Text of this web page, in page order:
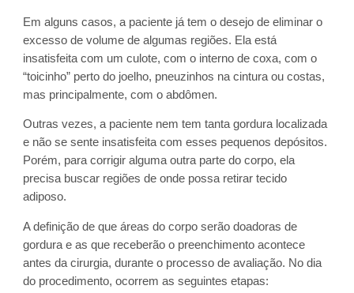
Em alguns casos, a paciente já tem o desejo de eliminar o
excesso de volume de algumas regiões. Ela está
insatisfeita com um culote, com o interno de coxa, com o
“toicinho” perto do joelho, pneuzinhos na cintura ou costas,
mas principalmente, com o abdômen.
Outras vezes, a paciente nem tem tanta gordura localizada
e não se sente insatisfeita com esses pequenos depósitos.
Porém, para corrigir alguma outra parte do corpo, ela
precisa buscar regiões de onde possa retirar tecido
adiposo.
A definição de que áreas do corpo serão doadoras de
gordura e as que receberão o preenchimento acontece
antes da cirurgia, durante o processo de avaliação. No dia
do procedimento, ocorrem as seguintes etapas: